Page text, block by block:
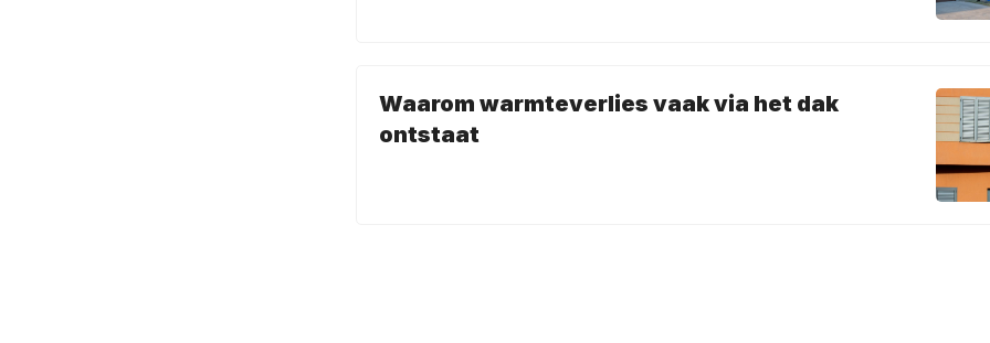
Waarom warmteverlies vaak via het dak
ontstaat